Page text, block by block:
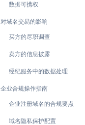
数据可携权
对域名交易的影响
买方的尽职调查
卖方的信息披露
经纪服务中的数据处理
企业合规操作指南
企业注册域名的合规要点
域名隐私保护配置